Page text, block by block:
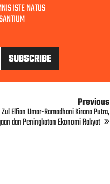
ISTE NATUS
Previous
Elfian Umar-Ramadhani Kirana Putra,
dan Peningkatan Ekonomi Rakyat